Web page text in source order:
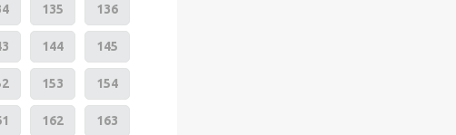
135 136
144 145
153 154
162 163